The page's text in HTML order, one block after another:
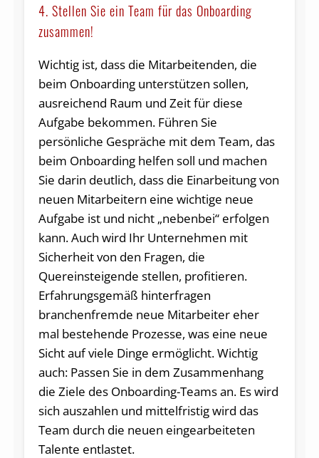
4. Stellen Sie ein Team für das Onboarding
zusammen!
Wichtig ist, dass die Mitarbeitenden, die
beim Onboarding unterstützen sollen,
ausreichend Raum und Zeit für diese
Aufgabe bekommen. Führen Sie
persönliche Gespräche mit dem Team, das
beim Onboarding helfen soll und machen
Sie darin deutlich, dass die Einarbeitung von
neuen Mitarbeitern eine wichtige neue
Aufgabe ist und nicht „nebenbei“ erfolgen
kann. Auch wird Ihr Unternehmen mit
Sicherheit von den Fragen, die
Quereinsteigende stellen, profitieren.
Erfahrungsgemäß hinterfragen
branchenfremde neue Mitarbeiter eher
mal bestehende Prozesse, was eine neue
Sicht auf viele Dinge ermöglicht. Wichtig
auch: Passen Sie in dem Zusammenhang
die Ziele des Onboarding-Teams an. Es wird
sich auszahlen und mittelfristig wird das
Team durch die neuen eingearbeiteten
Talente entlastet.